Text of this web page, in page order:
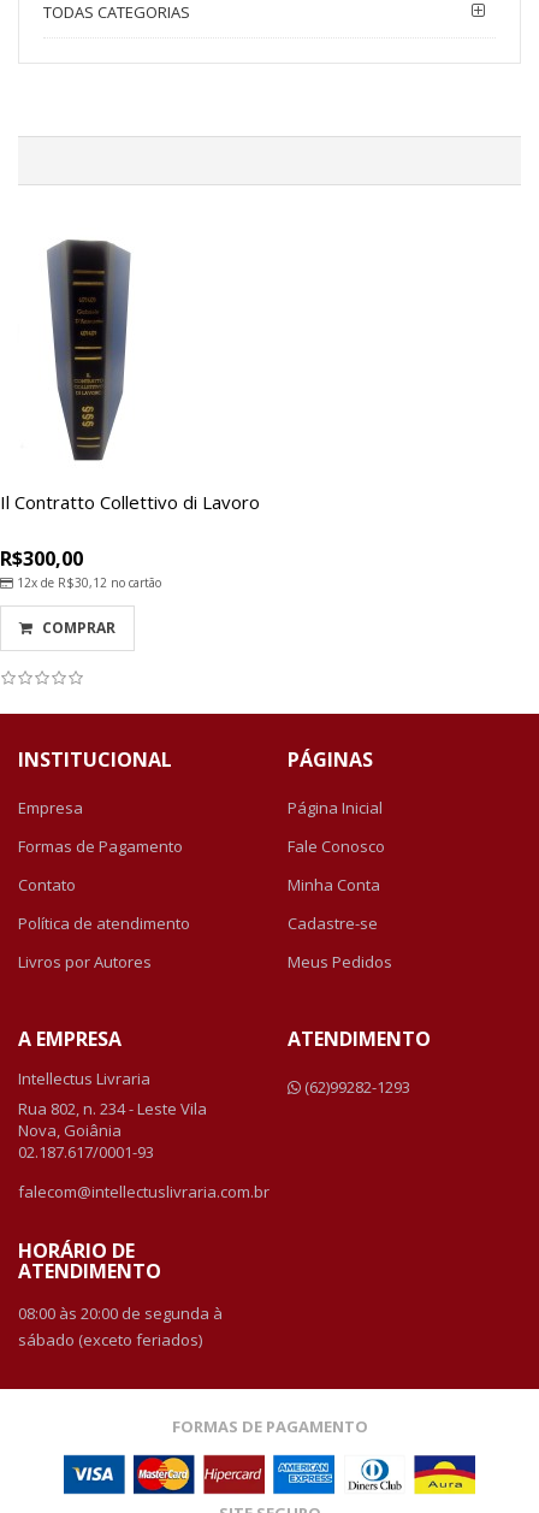
TODAS CATEGORIAS
Il Contratto Collettivo di Lavoro
R$300,00
12x de R$30,12 no cartão
COMPRAR
INSTITUCIONAL
Empresa
Formas de Pagamento
Contato
Política de atendimento
Livros por Autores
PÁGINAS
Página Inicial
Fale Conosco
Minha Conta
Cadastre-se
Meus Pedidos
A EMPRESA
Intellectus Livraria
Rua 802, n. 234 - Leste Vila
Nova, Goiânia
02.187.617/0001-93
falecom@intellectuslivraria.com.br
HORÁRIO DE
ATENDIMENTO
08:00 às 20:00 de segunda à
sábado (exceto feriados)
ATENDIMENTO
(62)99282-1293
FORMAS DE PAGAMENTO